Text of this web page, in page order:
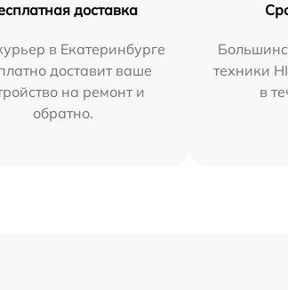
доставка
в Екатеринбурге
доставит ваше
на ремонт и
обратно.
техники
в